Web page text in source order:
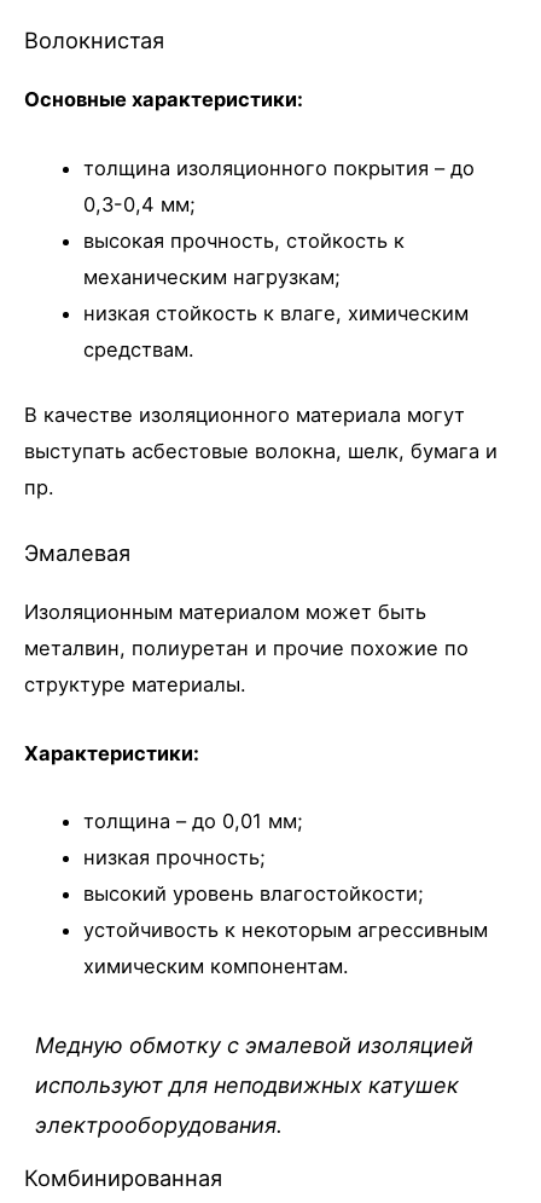
Волокнистая
Основные характеристики:
толщина изоляционного покрытия – до
0,3-0,4 мм;
высокая прочность, стойкость к
механическим нагрузкам;
низкая стойкость к влаге, химическим
средствам.
В качестве изоляционного материала могут
выступать асбестовые волокна, шелк, бумага и
пр.
Эмалевая
Изоляционным материалом может быть
металвин, полиуретан и прочие похожие по
структуре материалы.
Характеристики:
толщина – до 0,01 мм;
низкая прочность;
высокий уровень влагостойкости;
устойчивость к некоторым агрессивным
химическим компонентам.
Медную обмотку с эмалевой изоляцией
используют для неподвижных катушек
электрооборудования.
Комбинированная